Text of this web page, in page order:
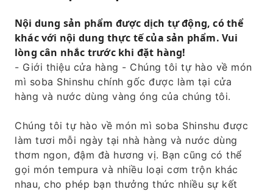
Nội dung sản phẩm được dịch tự động, có thể
khác với nội dung thực tế của sản phẩm. Vui
lòng cân nhắc trước khi đặt hàng!
- Giới thiệu cửa hàng - Chúng tôi tự hào về món
mì soba Shinshu chính gốc được làm tại cửa
hàng và nước dùng vàng óng của chúng tôi.
Chúng tôi tự hào về món mì soba Shinshu được
làm tươi mỗi ngày tại nhà hàng và nước dùng
thơm ngon, đậm đà hương vị. Bạn cũng có thể
gọi món tempura và nhiều loại cơm trộn khác
nhau, cho phép bạn thưởng thức nhiều sự kết